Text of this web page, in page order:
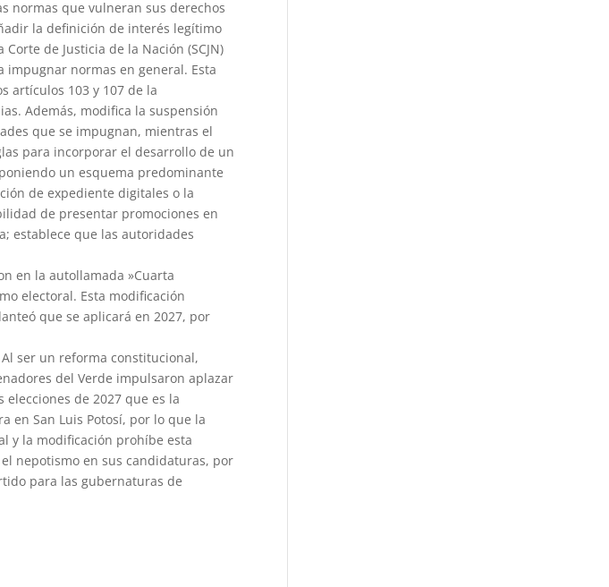
normas que vulneran sus derechos
la definición de interés legítimo
de Justicia de la Nación (SCJN)
impugnar normas en general. Esta
artículos 103 y 107 de la
Además, modifica la suspensión
que se impugnan, mientras el
para incorporar el desarrollo de un
un esquema predominante
de expediente digitales o la
de presentar promociones en
establece que las autoridades
en la autollamada »Cuarta
electoral. Esta modificación
que se aplicará en 2027, por
ser un reforma constitucional,
del Verde impulsaron aplazar
de 2027 que es la
en San Luis Potosí, por lo que la
y la modificación prohíbe esta
nepotismo en sus candidaturas, por
para las gubernaturas de